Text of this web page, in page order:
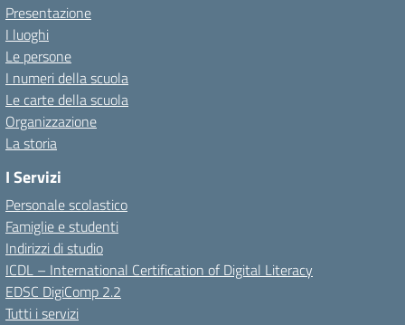
Presentazione
I luoghi
Le persone
I numeri della scuola
Le carte della scuola
Organizzazione
La storia
I Servizi
Personale scolastico
Famiglie e studenti
Indirizzi di studio
ICDL – International Certification of Digital Literacy
EDSC DigiComp 2.2
Tutti i servizi